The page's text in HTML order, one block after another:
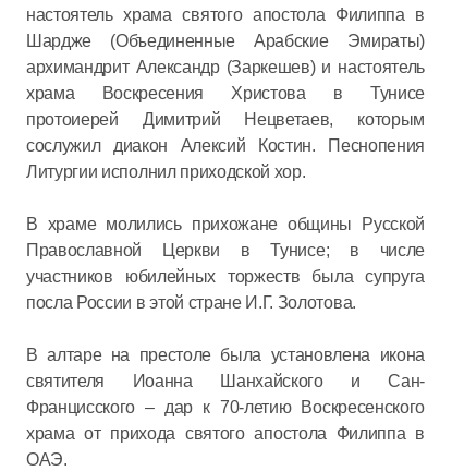
настоятель храма святого апостола Филиппа в
Шардже (Объединенные Арабские Эмираты)
архимандрит Александр (Заркешев) и настоятель
храма Воскресения Христова в Тунисе
протоиерей Димитрий Нецветаев, которым
сослужил диакон Алексий Костин. Песнопения
Литургии исполнил приходской хор.
В храме молились прихожане общины Русской
Православной Церкви в Тунисе; в числе
участников юбилейных торжеств была супруга
посла России в этой стране И.Г. Золотова.
В алтаре на престоле была установлена икона
святителя Иоанна Шанхайского и Сан-
Францисского – дар к 70-летию Воскресенского
храма от прихода святого апостола Филиппа в
ОАЭ.